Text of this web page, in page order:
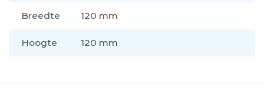
Breedte 120 mm
Hoogte 120 mm